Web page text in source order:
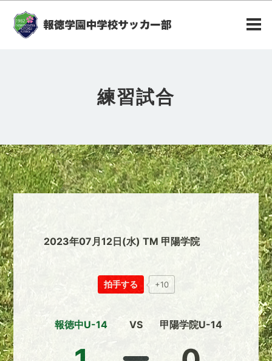
練習試合
2023年07月12日(水) TM 甲陽学院
拍手する +10
報徳中U-14 VS 甲陽学院U-14